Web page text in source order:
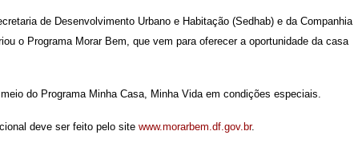
de Desenvolvimento Urbano e Habitação (Sedhab) e da Companhia
o Programa Morar Bem, que vem para oferecer a oportunidade da casa
do Programa Minha Casa, Minha Vida em condições especiais.
deve ser feito pelo sitewww.morarbem.df.gov.br.